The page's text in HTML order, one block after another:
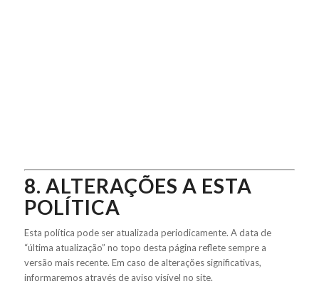
8. ALTERAÇÕES A ESTA
POLÍTICA
Esta política pode ser atualizada periodicamente. A data de
“última atualização” no topo desta página reflete sempre a
versão mais recente. Em caso de alterações significativas,
informaremos através de aviso visível no site.